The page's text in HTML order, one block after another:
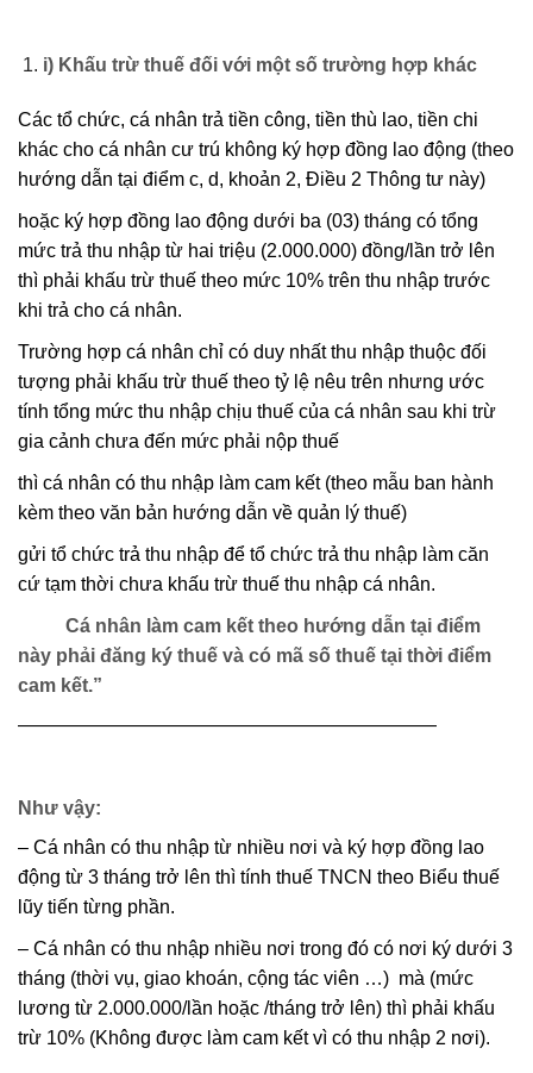
i) Khấu trừ thuế đối với một số trường hợp khác
Các tổ chức, cá nhân trả tiền công, tiền thù lao, tiền chi
khác cho cá nhân cư trú không ký hợp đồng lao động (theo
hướng dẫn tại điểm c, d, khoản 2, Điều 2 Thông tư này)
hoặc ký hợp đồng lao động dưới ba (03) tháng có tổng
mức trả thu nhập từ hai triệu (2.000.000) đồng/lần trở lên
thì phải khấu trừ thuế theo mức 10% trên thu nhập trước
khi trả cho cá nhân.
Trường hợp cá nhân chỉ có duy nhất thu nhập thuộc đối
tượng phải khấu trừ thuế theo tỷ lệ nêu trên nhưng ước
tính tổng mức thu nhập chịu thuế của cá nhân sau khi trừ
gia cảnh chưa đến mức phải nộp thuế
thì cá nhân có thu nhập làm cam kết (theo mẫu ban hành
kèm theo văn bản hướng dẫn về quản lý thuế)
gửi tổ chức trả thu nhập để tổ chức trả thu nhập làm căn
cứ tạm thời chưa khấu trừ thuế thu nhập cá nhân.
Cá nhân làm cam kết theo hướng dẫn tại điểm
này phải đăng ký thuế và có mã số thuế tại thời điểm
cam kết.”
——————————————————————
Như vậy:
– Cá nhân có thu nhập từ nhiều nơi và ký hợp đồng lao
động từ 3 tháng trở lên thì tính thuế TNCN theo Biểu thuế
lũy tiến từng phần.
– Cá nhân có thu nhập nhiều nơi trong đó có nơi ký dưới 3
tháng (thời vụ, giao khoán, cộng tác viên …) mà (mức
lương từ 2.000.000/lần hoặc /tháng trở lên) thì phải khấu
trừ 10% (Không được làm cam kết vì có thu nhập 2 nơi).